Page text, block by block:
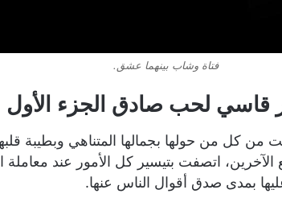
فتاة وشاب بينهما عشق.
قاسي لحب صادق الجزء الأول
من كل من حولها بجمالها المتناهي وبطيبة
مع الآخرين، اتصفت بتيسير كل الأمور عند
بمدى صدق أقوال الناس عنها.